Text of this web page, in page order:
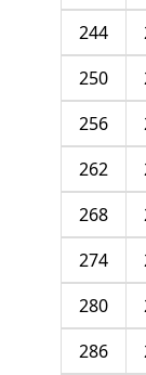
244
250
256
262
268
274
280
286